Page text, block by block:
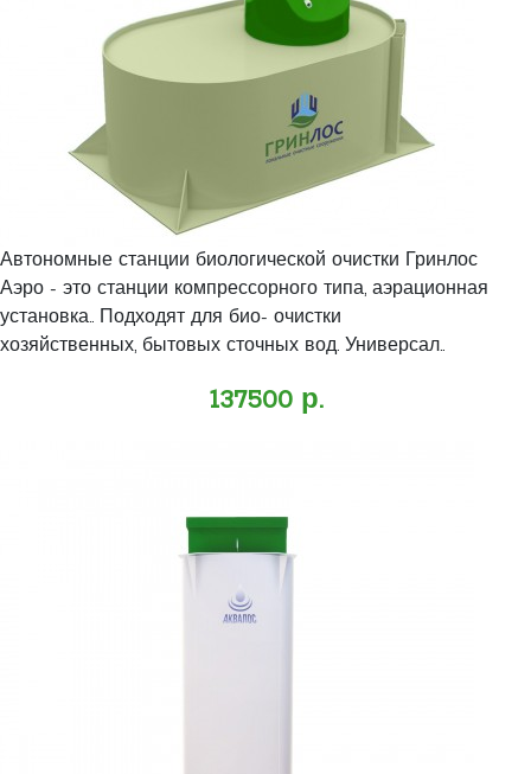
Автономные станции биологической очистки Гринлос
Аэро - это станции компрессорного типа, аэрационная
установка.. Подходят для био- очистки
хозяйственных, бытовых сточных вод. Универсал..
137500 р.